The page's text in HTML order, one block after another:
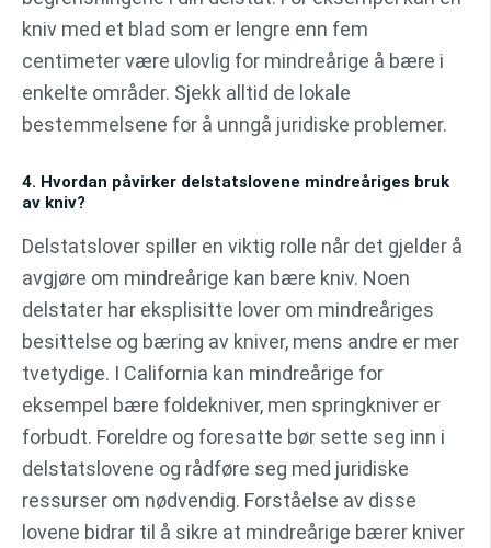
kniv med et blad som er lengre enn fem
centimeter være ulovlig for mindreårige å bære i
enkelte områder. Sjekk alltid de lokale
bestemmelsene for å unngå juridiske problemer.
4. Hvordan påvirker delstatslovene mindreåriges bruk
av kniv?
Delstatslover spiller en viktig rolle når det gjelder å
avgjøre om mindreårige kan bære kniv. Noen
delstater har eksplisitte lover om mindreåriges
besittelse og bæring av kniver, mens andre er mer
tvetydige. I California kan mindreårige for
eksempel bære foldekniver, men springkniver er
forbudt. Foreldre og foresatte bør sette seg inn i
delstatslovene og rådføre seg med juridiske
ressurser om nødvendig. Forståelse av disse
lovene bidrar til å sikre at mindreårige bærer kniver